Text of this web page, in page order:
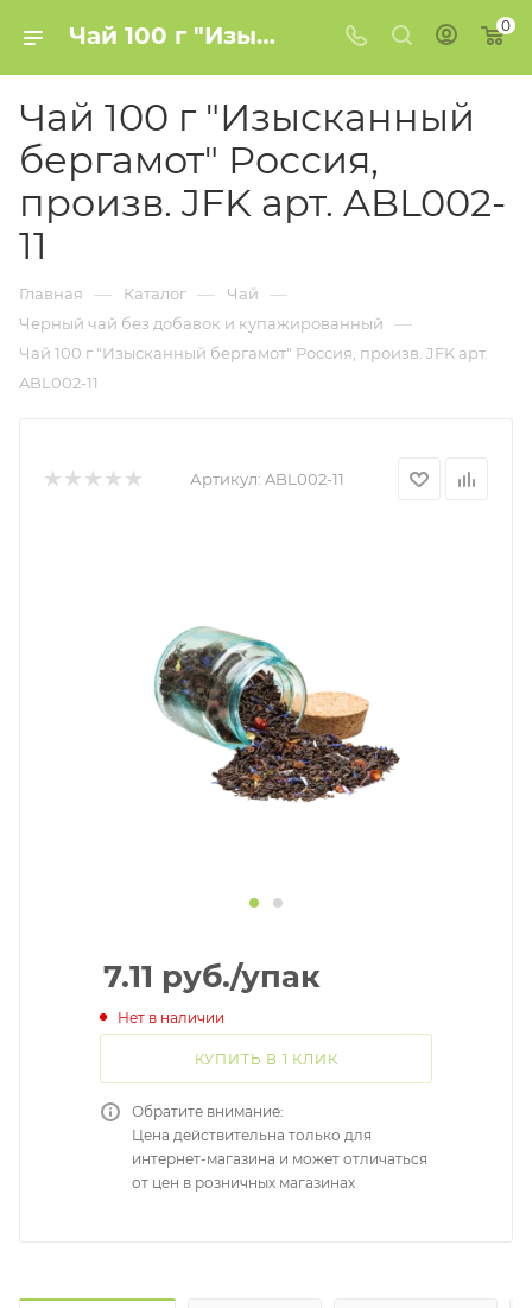
Чай 100 г "Изысканный бергамот" Россия, произв. JFK арт. ABL002-11 купить в Минске 0
Чай 100 г "Изысканный
бергамот" Россия,
произв. JFK арт. ABL002-
11
Главная — Каталог — Чай —
Черный чай без добавок и купажированный —
Чай 100 г "Изысканный бергамот" Россия, произв. JFK арт.
ABL002-11
Артикул: ABL002-11
7.11 руб./упак
Нет в наличии
КУПИТЬ В 1 КЛИК
Обратите внимание:
Цена действительна только для
интернет-магазина и может отличаться
от цен в розничных магазинах